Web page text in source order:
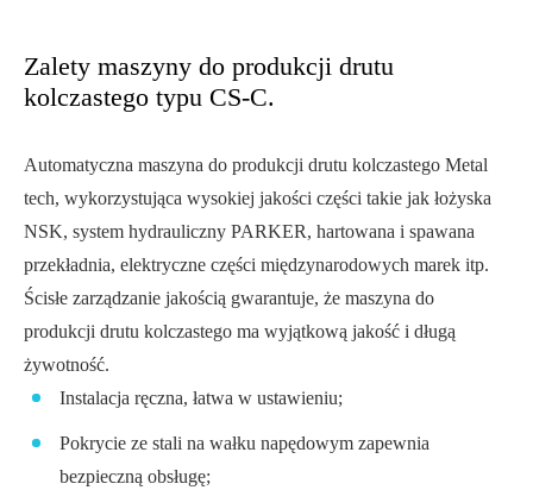
Zalety maszyny do produkcji drutu
kolczastego typu CS-C.
Automatyczna maszyna do produkcji drutu kolczastego Metal
tech, wykorzystująca wysokiej jakości części takie jak łożyska
NSK, system hydrauliczny PARKER, hartowana i spawana
przekładnia, elektryczne części międzynarodowych marek itp.
Ścisłe zarządzanie jakością gwarantuje, że maszyna do
produkcji drutu kolczastego ma wyjątkową jakość i długą
żywotność.
Instalacja ręczna, łatwa w ustawieniu;
Pokrycie ze stali na wałku napędowym zapewnia
bezpieczną obsługę;